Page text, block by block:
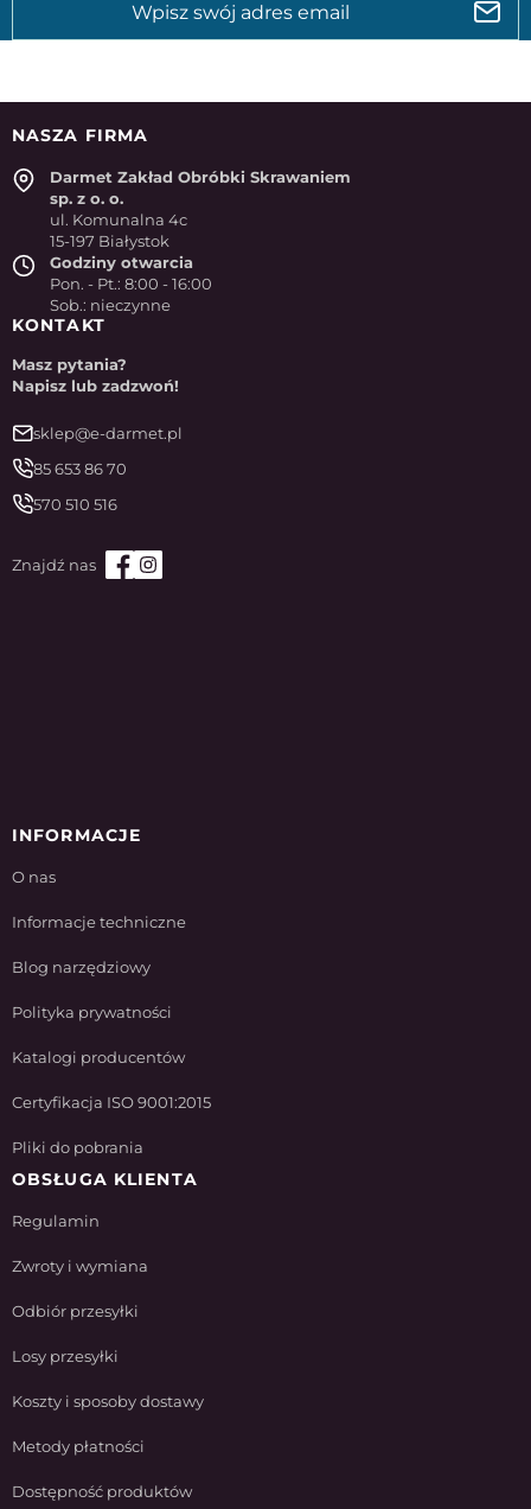
NASZA FIRMA
Darmet Zakład Obróbki Skrawaniem
sp. z o. o.
ul. Komunalna 4c
15-197 Białystok
Godziny otwarcia
Pon. - Pt.: 8:00 - 16:00
Sob.: nieczynne
KONTAKT
Masz pytania?
Napisz lub zadzwoń!
sklep@e-darmet.pl
85 653 86 70
570 510 516
INFORMACJE
O nas
Informacje techniczne
Blog narzędziowy
Polityka prywatności
Katalogi producentów
Certyfikacja ISO 9001:2015
Pliki do pobrania
OBSŁUGA KLIENTA
Regulamin
Zwroty i wymiana
Odbiór przesyłki
Losy przesyłki
Koszty i sposoby dostawy
Metody płatności
Dostępność produktów